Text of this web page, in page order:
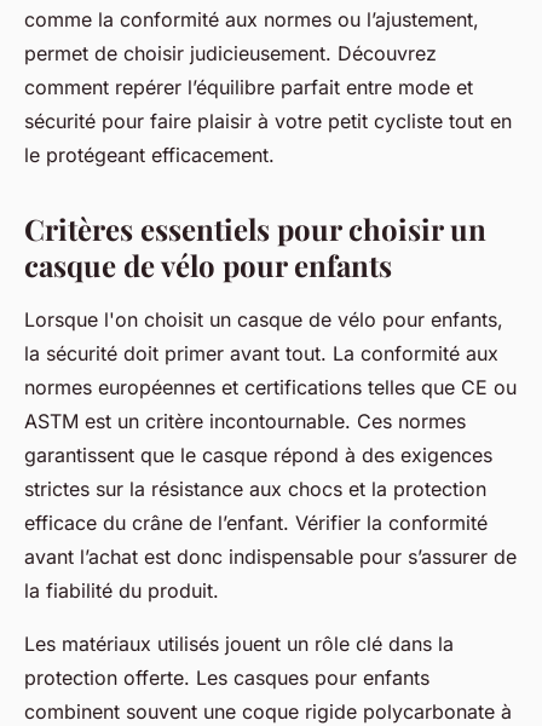
comme la conformité aux normes ou l’ajustement,
permet de choisir judicieusement. Découvrez
comment repérer l’équilibre parfait entre mode et
sécurité pour faire plaisir à votre petit cycliste tout en
le protégeant efficacement.
Critères essentiels pour choisir un
casque de vélo pour enfants
Lorsque l'on choisit un casque de vélo pour enfants,
la sécurité doit primer avant tout. La conformité aux
normes européennes et certifications telles que CE ou
ASTM est un critère incontournable. Ces normes
garantissent que le casque répond à des exigences
strictes sur la résistance aux chocs et la protection
efficace du crâne de l’enfant. Vérifier la conformité
avant l’achat est donc indispensable pour s’assurer de
la fiabilité du produit.
Les matériaux utilisés jouent un rôle clé dans la
protection offerte. Les casques pour enfants
combinent souvent une coque rigide polycarbonate à